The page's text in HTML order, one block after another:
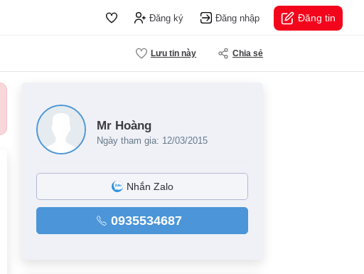
Đăng ký Đăng nhập Đăng tin
Lưu tin này Chia sẻ
Mr Hoàng
Ngày tham gia: 12/03/2015
Nhắn Zalo
0935534687